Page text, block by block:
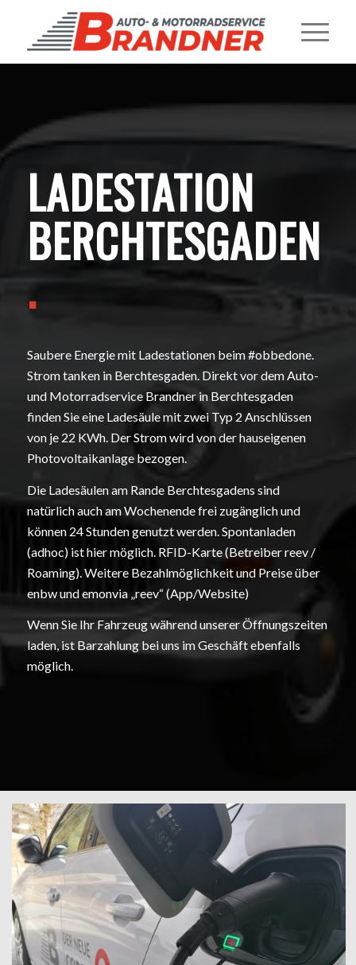
LADESTATION
BERCHTESGADEN
.
Saubere Energie mit Ladestationen beim #obbedone.
Strom tanken in Berchtesgaden. Direkt vor dem Auto-
und Motorradservice Brandner in Berchtesgaden
finden Sie eine Ladesäule mit zwei Typ 2 Anschlüssen
von je 22 KWh. Der Strom wird von der hauseigenen
Photovoltaikanlage bezogen.
Die Ladesäulen am Rande Berchtesgadens sind
natürlich auch am Wochenende frei zugänglich und
können 24 Stunden genutzt werden. Spontanladen
(adhoc) ist hier möglich. RFID-Karte (Betreiber reev /
Roaming). Weitere Bezahlmöglichkeit und Preise über
enbw und emonvia „reev“ (App/Website)
Wenn Sie Ihr Fahrzeug während unserer Öffnungszeiten
laden, ist Barzahlung bei uns im Geschäft ebenfalls
möglich.